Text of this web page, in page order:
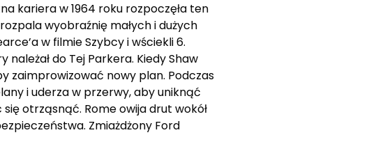
kariera w 1964 roku rozpoczęła ten
wyobraźnię małych i dużych
w filmie Szybcy i wściekli 6.
należał do Tej Parkera. Kiedy Shaw
zaimprowizować nowy plan. Podczas
i uderza w przerwy, aby uniknąć
otrząsnąć. Rome owija drut wokół
Zmiażdżony Ford